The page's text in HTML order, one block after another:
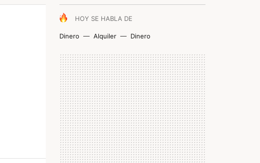
HOY SE HABLA DE
Dinero Alquiler Dinero